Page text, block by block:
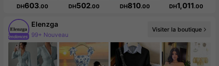
DH603.00 DH502.00 DH810.00 DH1,011.00
Elenzga
99+ Nouveau
Visiter la boutique